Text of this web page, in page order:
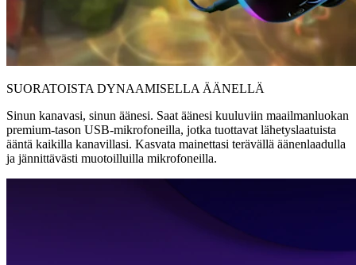
SUORATOISTA DYNAAMISELLA ÄÄNELLÄ
Sinun kanavasi, sinun äänesi. Saat äänesi kuuluviin maailmanluokan
premium-tason USB-mikrofoneilla, jotka tuottavat lähetyslaatuista
ääntä kaikilla kanavillasi. Kasvata mainettasi terävällä äänenlaadulla
ja jännittävästi muotoilluilla mikrofoneilla.